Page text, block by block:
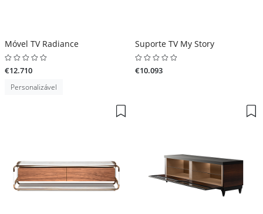
Móvel TV Radiance
€12.710
Personalizável
Suporte TV My Story
€10.093